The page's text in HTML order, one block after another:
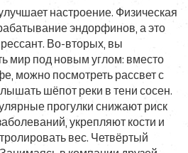
настроение. Физическая
эндорфинов, а это
Во-вторых, вы
мир под новым углом: вместо
можно посмотреть рассвет с
шёпот реки в тени сосен.
прогулки снижают риск
укрепляют кости и
вес. Четвёртый